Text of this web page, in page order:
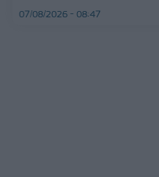
07/08/2026 - 08:47